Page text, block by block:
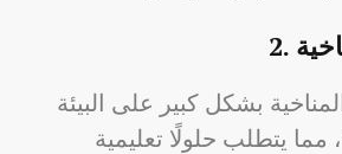
2.
بشكل كبير على البيئة
مما يتطلب حلولًا تعليمية